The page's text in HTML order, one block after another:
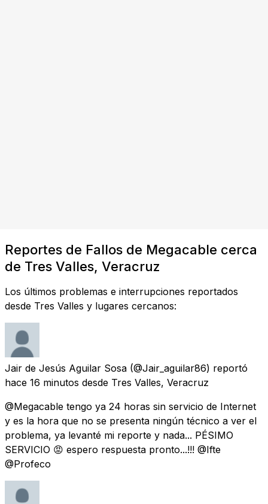
Reportes de Fallos de Megacable cerca
de Tres Valles, Veracruz
Los últimos problemas e interrupciones reportados
desde Tres Valles y lugares cercanos:
Jair de Jesús Aguilar Sosa (@Jair_aguilar86) reportó
hace 16 minutos desde Tres Valles, Veracruz
@Megacable tengo ya 24 horas sin servicio de Internet
y es la hora que no se presenta ningún técnico a ver el
problema, ya levanté mi reporte y nada... PÉSIMO
SERVICIO 😡 espero respuesta pronto...!!! @Ifte
@Profeco